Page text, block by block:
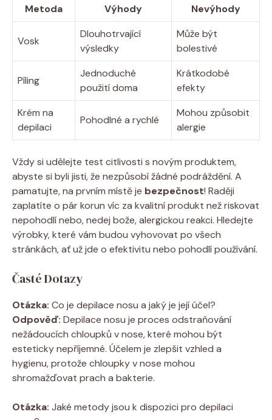
Metoda Výhody Nevýhody
Vosk
Dlouhotrvající
výsledky
Může být
bolestivé
Píling
Jednoduché
použití doma
Krátkodobé
efekty
Krém na
depilaci
Pohodlné a rychlé
Mohou způsobit
alergie
Vždy si udělejte test citlivosti s novým produktem,
abyste si byli jisti, že nezpůsobí žádné podráždění. A
pamatujte, na prvním místě je bezpečnost! Raději
zaplatíte o pár korun víc za kvalitní produkt než riskovat
nepohodlí nebo, nedej bože, alergickou reakci. Hledejte
výrobky, které vám budou vyhovovat po všech
stránkách, ať už jde o efektivitu nebo pohodlí používání.
Časté Dotazy
Otázka: Co je depilace nosu a jaký je její účel?
Odpověď: Depilace nosu je proces odstraňování
nežádoucích chloupků v nose, které mohou být
esteticky nepříjemné. Účelem je zlepšit vzhled a
hygienu, protože chloupky v nose mohou
shromažďovat prach a bakterie.
Otázka: Jaké metody jsou k dispozici pro depilaci